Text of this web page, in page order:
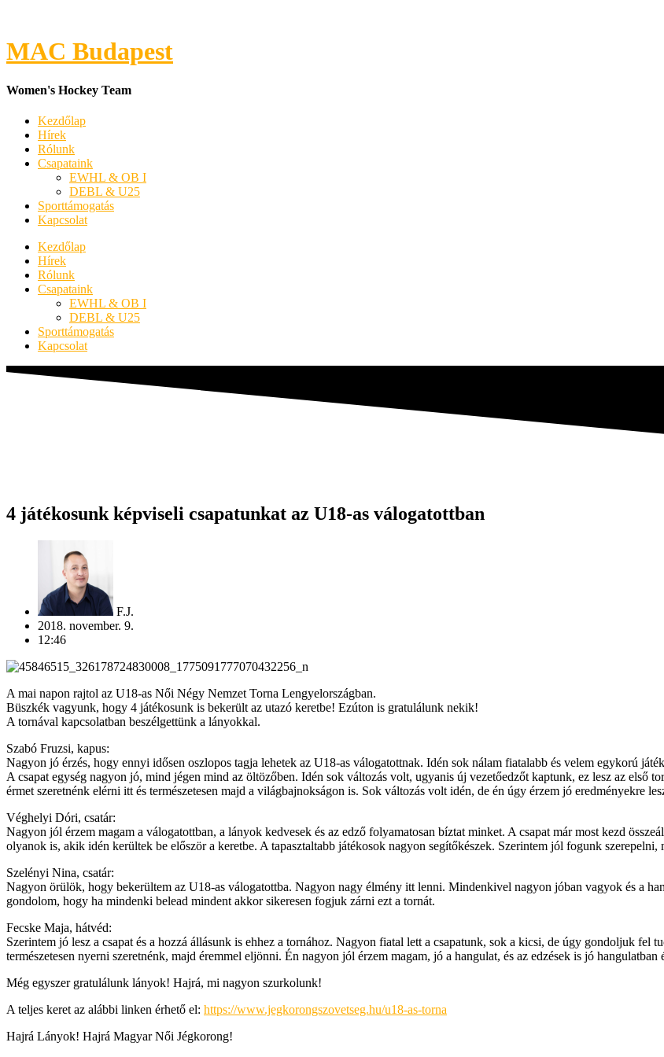
MAC Budapest
Women's Hockey Team
Kezdőlap
Hírek
Rólunk
Csapataink
EWHL & OB I
DEBL & U25
Sporttámogatás
Kapcsolat
Kezdőlap
Hírek
Rólunk
Csapataink
EWHL & OB I
DEBL & U25
Sporttámogatás
Kapcsolat
4 játékosunk képviseli csapatunkat az U18-as válogatottban
F.J.
2018. november. 9.
12:46
A mai napon rajtol az U18-as Női Négy Nemzet Torna Lengyelországban.
Büszkék vagyunk, hogy 4 játékosunk is bekerült az utazó keretbe! Ezúton is gratulálunk nekik!
A tornával kapcsolatban beszélgettünk a lányokkal.
Szabó Fruzsi, kapus:
Nagyon jó érzés, hogy ennyi idősen oszlopos tagja lehetek az U18-as válogatottnak. Idén sok nálam fiatalabb és velem egykorú
A csapat egység nagyon jó, mind jégen mind az öltözőben. Idén sok változás volt, ugyanis új vezetőedzőt kaptunk, ez lesz az első
érmet szeretnénk elérni itt és természetesen majd a világbajnokságon is. Sok változás volt idén, de én úgy érzem jó eredményekre
Véghelyi Dóri, csatár:
Nagyon jól érzem magam a válogatottban, a lányok kedvesek és az edző folyamatosan bíztat minket. A csapat már most kezd
olyanok is, akik idén kerültek be először a keretbe. A tapasztaltabb játékosok nagyon segítőkészek. Szerintem jól fogunk
Szelényi Nina, csatár:
Nagyon örülök, hogy bekerültem az U18-as válogatottba. Nagyon nagy élmény itt lenni. Mindenkivel nagyon jóban vagyok és a
gondolom, hogy ha mindenki belead mindent akkor sikeresen fogjuk zárni ezt a tornát.
Fecske Maja, hátvéd:
Szerintem jó lesz a csapat és a hozzá állásunk is ehhez a tornához. Nagyon fiatal lett a csapatunk, sok a kicsi, de úgy gondoljuk fel
természetesen nyerni szeretnénk, majd éremmel eljönni. Én nagyon jól érzem magam, jó a hangulat, és az edzések is jó hangulatban
Még egyszer gratulálunk lányok! Hajrá, mi nagyon szurkolunk!
A teljes keret az alábbi linken érhető el: https://www.jegkorongszovetseg.hu/u18-as-torna
Hajrá Lányok! Hajrá Magyar Női Jégkorong!